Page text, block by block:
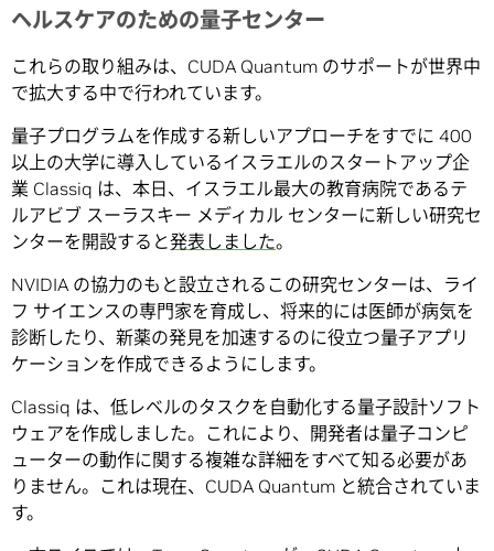
ヘルスケアのための量子センター
これらの取り組みは、CUDA Quantum のサポートが世界中
で拡大する中で行われています。
量子プログラムを作成する新しいアプローチをすでに 400
以上の大学に導入しているイスラエルのスタートアップ企
業 Classiq は、本日、イスラエル最大の教育病院であるテ
ルアビブ スーラスキー メディカル センターに新しい研究セ
ンターを開設すると発表しました。
NVIDIA の協力のもと設立されるこの研究センターは、ライ
フ サイエンスの専門家を育成し、将来的には医師が病気を
診断したり、新薬の発見を加速するのに役立つ量子アプリ
ケーションを作成できるようにします。
Classiq は、低レベルのタスクを自動化する量子設計ソフト
ウェアを作成しました。これにより、開発者は量子コンピ
ューターの動作に関する複雑な詳細をすべて知る必要があ
りません。これは現在、CUDA Quantum と統合されていま
す。